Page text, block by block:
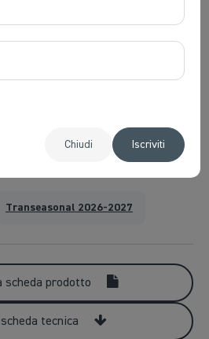
Chiudi Iscriviti
Transeasonal 2026-2027
scheda prodotto
tecnica